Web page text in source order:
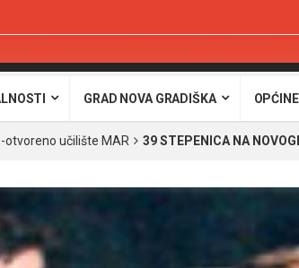
GRAD NOVA GRADIŠKA OPĆINE
otvoreno učilište MAR 39 STEPENICA NA